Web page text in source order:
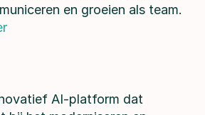
en groeien als team.
AI-platform dat